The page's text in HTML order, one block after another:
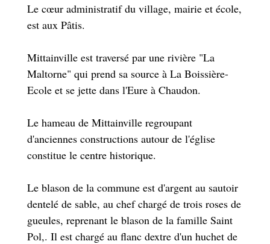
Le cœur administratif du village, mairie et école,
est aux Pâtis.
Mittainville est traversé par une rivière "La
Maltorne" qui prend sa source à La Boissière-
Ecole et se jette dans l'Eure à Chaudon.
Le hameau de Mittainville regroupant
d'anciennes constructions autour de l'église
constitue le centre historique.
Le blason de la commune est d'argent au sautoir
dentelé de sable, au chef chargé de trois roses de
gueules, reprenant le blason de la famille Saint
Pol,. Il est chargé au flanc dextre d'un huchet de